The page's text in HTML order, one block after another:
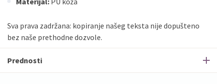
Sva prava zadržana: kopiranje našeg teksta nije dopušteno
bez naše prethodne dozvole.
Prednosti